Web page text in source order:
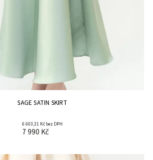
SAGE SATIN SKIRT
6 603,31 Kč bez DPH
7 990 Kč